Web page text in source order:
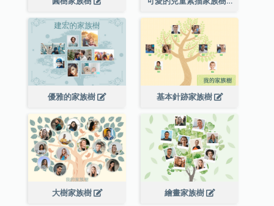
優雅的家族樹 基本針跡家族樹
大樹家族樹 繪畫家族樹